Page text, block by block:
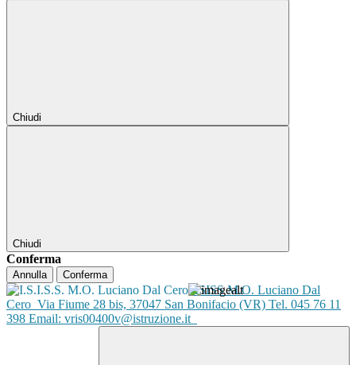
Chiudi
Chiudi
Conferma
Annulla Conferma
ISISS M.O. Luciano Dal
Cero Via Fiume 28 bis, 37047 San Bonifacio (VR) Tel. 045 76 11
398 Email: vris00400v@istruzione.it